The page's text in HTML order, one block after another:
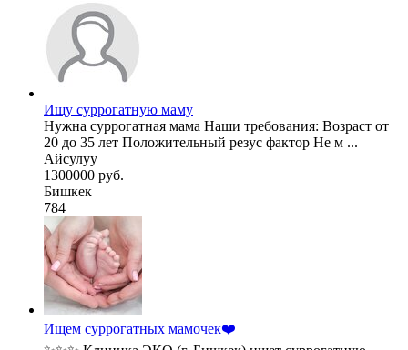
Ищу суррогатную маму
Нужна суррогатная мама Наши требования: Возраст от
20 до 35 лет Положительный резус фактор Не м ...
Айсулуу
1300000 руб.
Бишкек
784
Ищем суррогатных мамочек❤️